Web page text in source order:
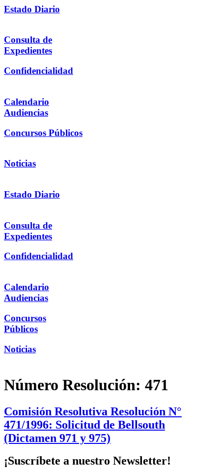
Estado Diario
Consulta de
Expedientes
Confidencialidad
Calendario
Audiencias
Concursos Públicos
Noticias
Estado Diario
Consulta de
Expedientes
Confidencialidad
Calendario
Audiencias
Concursos
Públicos
Noticias
Número Resolución: 471
Comisión Resolutiva Resolución N°
471/1996: Solicitud de Bellsouth
(Dictamen 971 y 975)
¡Suscríbete a nuestro Newsletter!